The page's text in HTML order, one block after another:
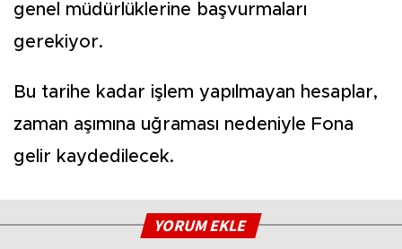
genel müdürlüklerine başvurmaları
gerekiyor.
Bu tarihe kadar işlem yapılmayan hesaplar,
zaman aşımına uğraması nedeniyle Fona
gelir kaydedilecek.
YORUM EKLE